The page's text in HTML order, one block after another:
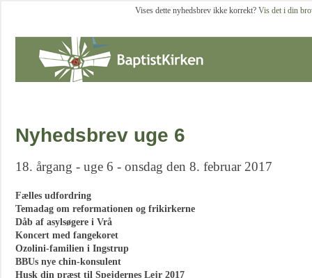
Vises dette nyhedsbrev ikke korrekt? Vis det i din
Nyhedsbrev uge 6
18. årgang - uge 6 - onsdag den 8. februar 2017
Fælles udfordring
Temadag om reformationen og frikirkerne
Dåb af asylsøgere i Vrå
Koncert med fangekoret
Ozolini-familien i Ingstrup
BBUs nye chin-konsulent
Husk din præst til Spejdernes Lejr 2017